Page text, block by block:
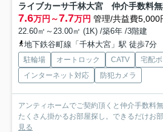
ライブカーサ千林大宮 仲介手数料
7.6万円～7.7万円 管理/共益費5,000
22.60㎡～23.00㎡ (1K) /築6年 /3階建
地下鉄谷町線「千林大宮」駅 徒歩7分
駐輪場 オートロック CATV
宅配
インターネット対応
防犯カメラ
アンティホームでご契約頂くと仲介手数
たくさん掛かるお部屋探し。できるだけお
見る